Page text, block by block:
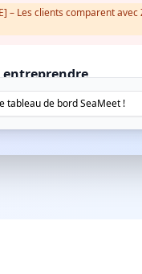
– Les clients comparent avec
dire que si nous ne
à Microsoft
tableau de bord SeaMeet !